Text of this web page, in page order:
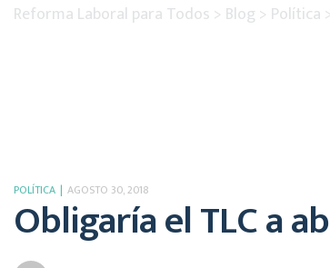
Reforma Laboral para Todos > Blog > Política >
POLÍTICA AGOSTO 30, 2018
Obligaría el TLC a